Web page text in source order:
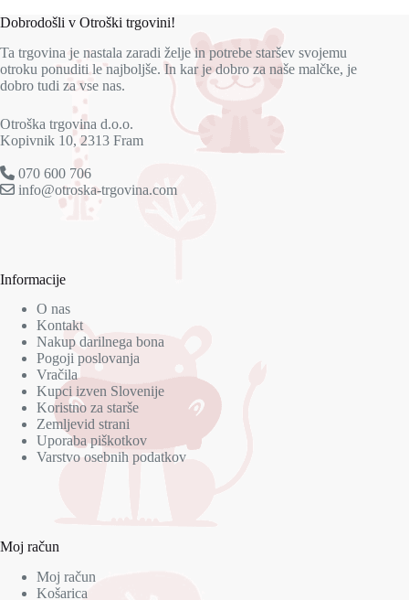
Dobrodošli v Otroški trgovini!
Ta trgovina je nastala zaradi želje in potrebe staršev svojemu
otroku ponuditi le najboljše. In kar je dobro za naše malčke, je
dobro tudi za vse nas.
Otroška trgovina d.o.o.
Kopivnik 10, 2313 Fram
070 600 706
info@otroska-trgovina.com
Informacije
O nas
Kontakt
Nakup darilnega bona
Pogoji poslovanja
Vračila
Kupci izven Slovenije
Koristno za starše
Zemljevid strani
Uporaba piškotkov
Varstvo osebnih podatkov
Moj račun
Moj račun
Košarica